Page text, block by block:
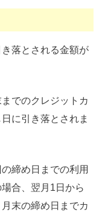
落とされる金額が
でのクレジットカ
に引き落とされま
締め日までの利用
合、翌月1日から
末の締め日までカ